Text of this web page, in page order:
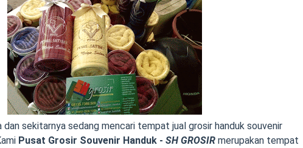
dan sekitarnya sedang mencari tempat jual grosir handuk souvenir
Pusat Grosir Souvenir Handuk - SH GROSIR merupakan tempat